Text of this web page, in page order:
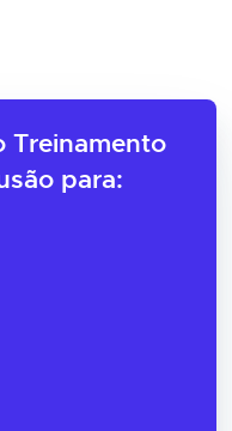
Treinamento
para: